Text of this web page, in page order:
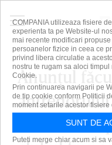
Anunţul
antrenorului
ce a fost
COMPANIA utilizeaza fisiere
experienta ta pe Website-ul
mai recente modificari
persoanelor fizice in ceea ce
privind libera circulatie a
nostru te rugam sa aloci
Cookie.
Prin continuarea navigarii pe
de tip cookie conform Politicii
moment setarile acestor
SUNT DE
Puteti merge chiar acum si sa